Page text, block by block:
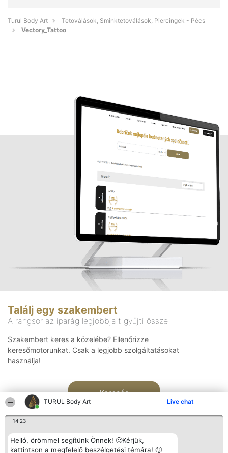
TURUL Body Art Live chat
14:23
Helló, örömmel segítünk Önnek! 🙂Kérjük,
kattintson a megfelelő beszélgetési témára! 🙂
Turul Body Art
Tetoválások, Sminktetoválások, Piercingek - Pécs
Vectory_Tattoo
Találj egy szakembert
A rangsor az iparág legjobbjait gyűjti össze
Szakembert keres a közelébe? Ellenőrizze
keresőmotorunkat. Csak a legjobb szolgáltatásokat
használja!
Keresés